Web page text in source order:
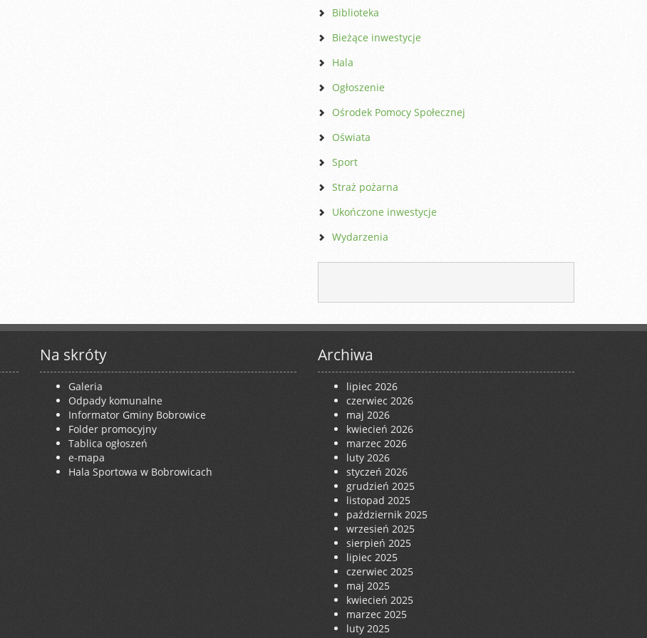
Biblioteka
Bieżące inwestycje
Hala
Ogłoszenie
Ośrodek Pomocy Społecznej
Oświata
Sport
Straż pożarna
Ukończone inwestycje
Wydarzenia
Na skróty
Galeria
Odpady komunalne
Informator Gminy Bobrowice
Folder promocyjny
Tablica ogłoszeń
e-mapa
Hala Sportowa w Bobrowicach
Archiwa
lipiec 2026
czerwiec 2026
maj 2026
kwiecień 2026
marzec 2026
luty 2026
styczeń 2026
grudzień 2025
listopad 2025
październik 2025
wrzesień 2025
sierpień 2025
lipiec 2025
czerwiec 2025
maj 2025
kwiecień 2025
marzec 2025
luty 2025